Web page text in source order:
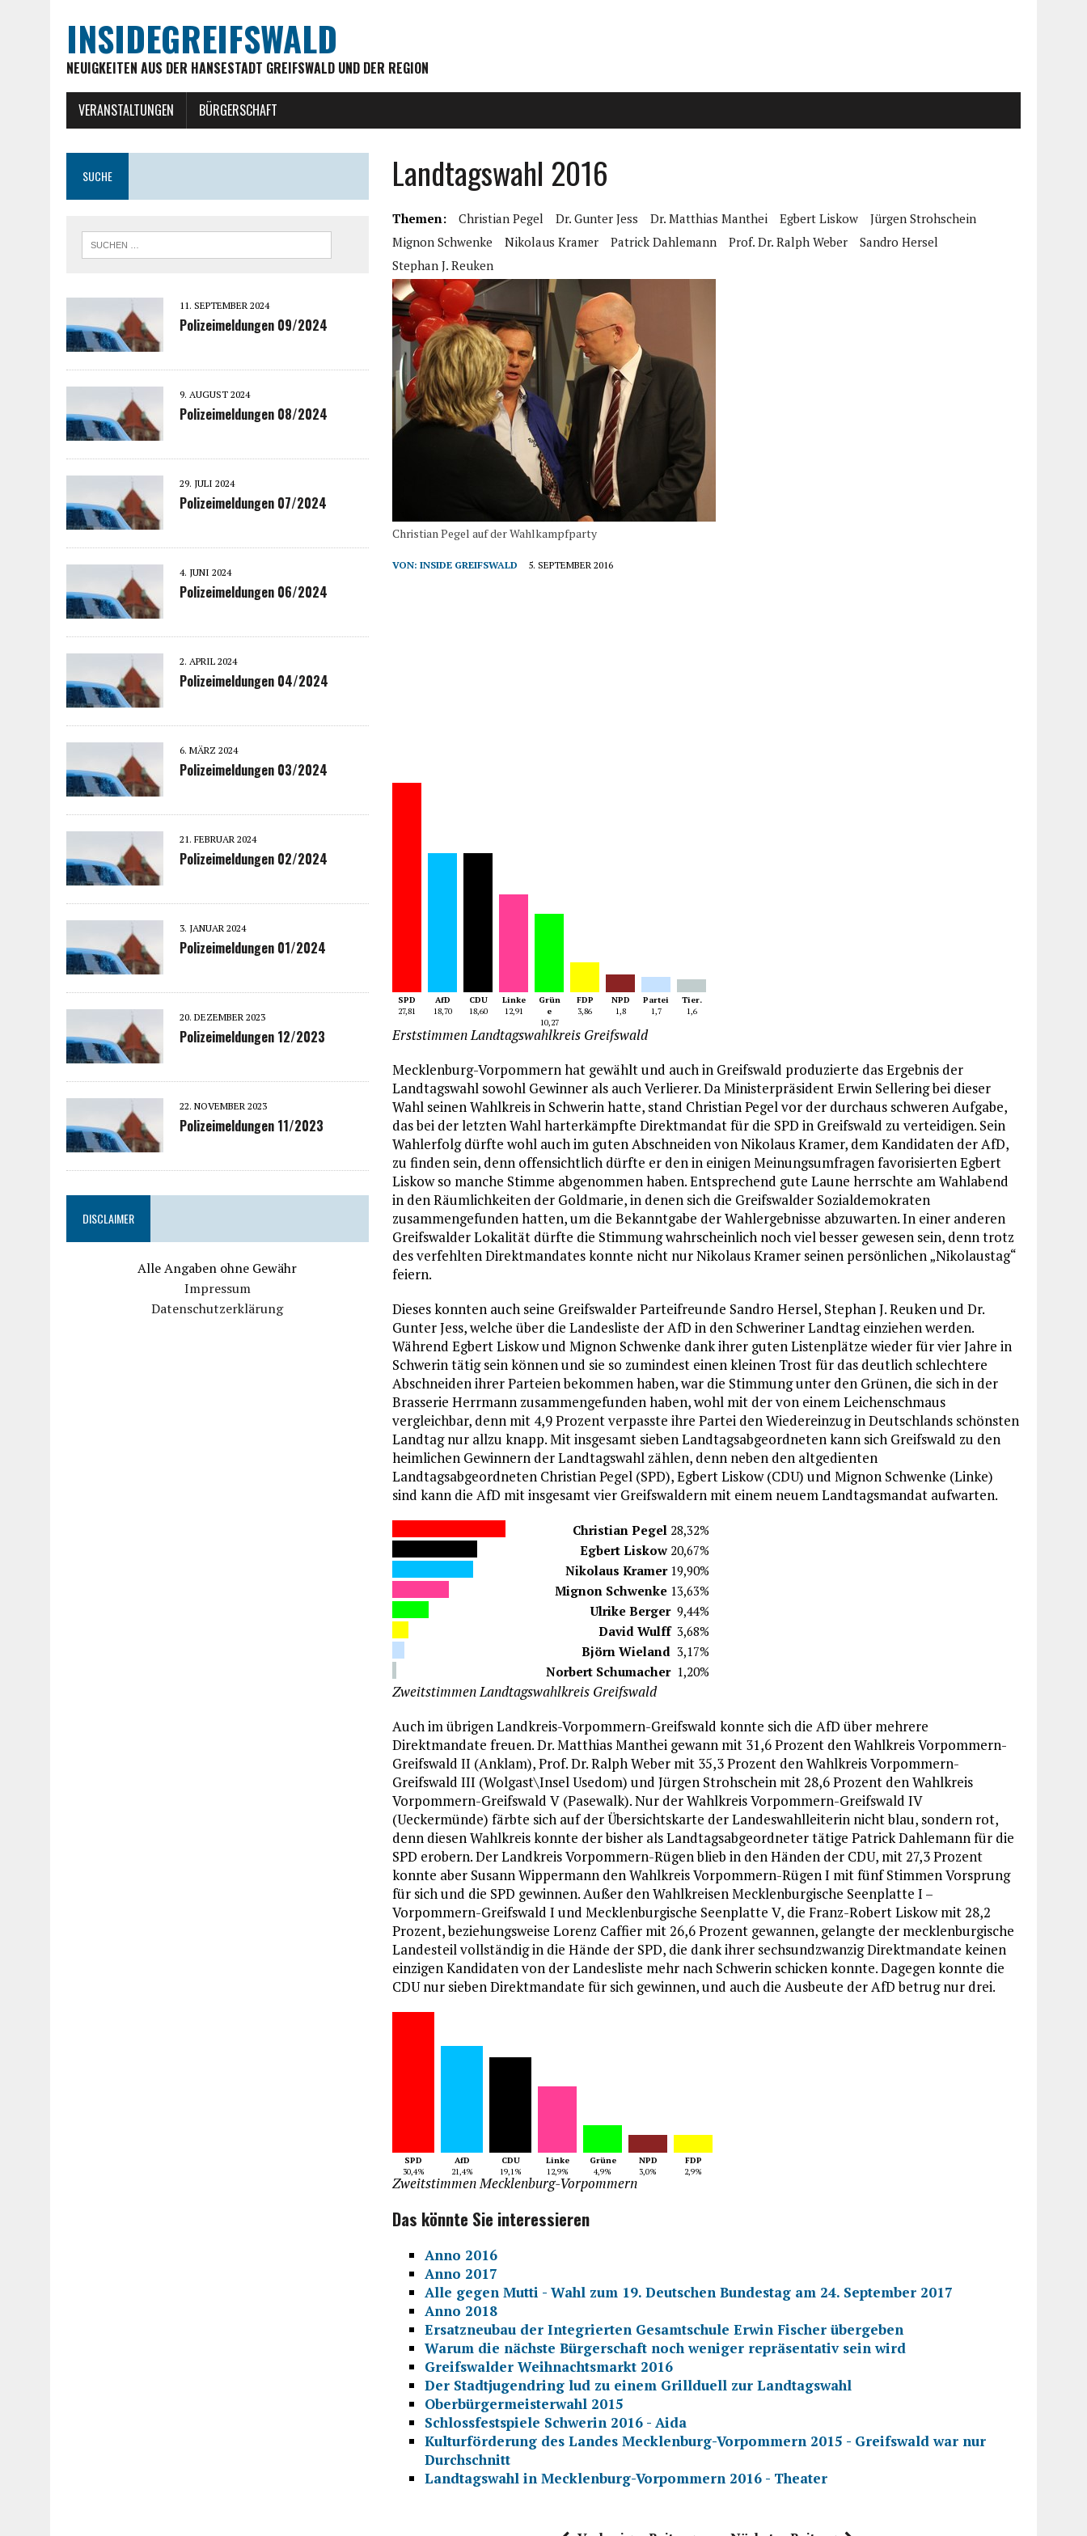
INSIDEGREIFSWALD
NEUIGKEITEN AUS DER HANSESTADT GREIFSWALD UND DER REGION
VERANSTALTUNGEN BÜRGERSCHAFT
Landtagswahl 2016
Themen: Christian Pegel Dr. Gunter Jess Dr. Matthias Manthei Egbert Liskow
Jürgen Strohschein
Mignon Schwenke
Nikolaus Kramer Patrick Dahlemann Prof. Dr. Ralph Weber
Sandro Hersel
Stephan J. Reuken
Christian Pegel auf der Wahlkampfparty
VON:INSIDE GREIFSWALD 5. SEPTEMBER 2016
SPD
27,81
AfD
18,70
CDU
18,60
Linke
12,91
Grün
e
10,27
FDP
3,86
NPD
1,8
Partei
1,7
Tier.
1,6
Erststimmen Landtagswahlkreis Greifswald
Mecklenburg-Vorpommern hat gewählt und auch in Greifswald produzierte das Ergebnis der
Landtagswahl sowohl Gewinner als auch Verlierer. Da Ministerpräsident Erwin Sellering bei dieser
Wahl seinen Wahlkreis in Schwerin hatte, stand Christian Pegel vor der durchaus schweren Aufgabe,
das bei der letzten Wahl harterkämpfte Direktmandat für die SPD in Greifswald zu verteidigen. Sein
Wahlerfolg dürfte wohl auch im guten Abschneiden von Nikolaus Kramer, dem Kandidaten der AfD,
zu finden sein, denn offensichtlich dürfte er den in einigen Meinungsumfragen favorisierten Egbert
Liskow so manche Stimme abgenommen haben. Entsprechend gute Laune herrschte am Wahlabend
in den Räumlichkeiten der Goldmarie, in denen sich die Greifswalder Sozialdemokraten
zusammengefunden hatten, um die Bekanntgabe der Wahlergebnisse abzuwarten. In einer anderen
Greifswalder Lokalität dürfte die Stimmung wahrscheinlich noch viel besser gewesen sein, denn trotz
des verfehlten Direktmandates konnte nicht nur Nikolaus Kramer seinen persönlichen „Nikolaustag“
feiern.
Dieses konnten auch seine Greifswalder Parteifreunde Sandro Hersel, Stephan J. Reuken und Dr.
Gunter Jess, welche über die Landesliste der AfD in den Schweriner Landtag einziehen werden.
Während Egbert Liskow und Mignon Schwenke dank ihrer guten Listenplätze wieder für vier Jahre in
Schwerin tätig sein können und sie so zumindest einen kleinen Trost für das deutlich schlechtere
Abschneiden ihrer Parteien bekommen haben, war die Stimmung unter den Grünen, die sich in der
Brasserie Herrmann zusammengefunden haben, wohl mit der von einem Leichenschmaus
vergleichbar, denn mit 4,9 Prozent verpasste ihre Partei den Wiedereinzug in Deutschlands schönsten
Landtag nur allzu knapp. Mit insgesamt sieben Landtagsabgeordneten kann sich Greifswald zu den
heimlichen Gewinnern der Landtagswahl zählen, denn neben den altgedienten
Landtagsabgeordneten Christian Pegel (SPD), Egbert Liskow (CDU) und Mignon Schwenke (Linke)
sind kann die AfD mit insgesamt vier Greifswaldern mit einem neuem Landtagsmandat aufwarten.
Christian Pegel 28,32%
Egbert Liskow 20,67%
Nikolaus Kramer19,90%
Mignon Schwenke 13,63%
Ulrike Berger9,44%
David Wulff3,68%
Björn Wieland 3,17%
Norbert Schumacher1,20%
Zweitstimmen Landtagswahlkreis Greifswald
Auch im übrigen Landkreis-Vorpommern-Greifswald konnte sich die AfD über mehrere
Direktmandate freuen. Dr. Matthias Manthei gewann mit 31,6 Prozent den Wahlkreis Vorpommern-
Greifswald II (Anklam), Prof. Dr. Ralph Weber mit 35,3 Prozent den Wahlkreis Vorpommern-
Greifswald III (Wolgast\Insel Usedom) und Jürgen Strohschein mit 28,6 Prozent den Wahlkreis
Vorpommern-Greifswald V (Pasewalk). Nur der Wahlkreis Vorpommern-Greifswald IV
(Ueckermünde) färbte sich auf der Übersichtskarte der Landeswahlleiterin nicht blau, sondern rot,
denn diesen Wahlkreis konnte der bisher als Landtagsabgeordneter tätige Patrick Dahlemann für die
SPD erobern. Der Landkreis Vorpommern-Rügen blieb in den Händen der CDU, mit 27,3 Prozent
konnte aber Susann Wippermann den Wahlkreis Vorpommern-Rügen I mit fünf Stimmen Vorsprung
für sich und die SPD gewinnen. Außer den Wahlkreisen Mecklenburgische Seenplatte I –
Vorpommern-Greifswald I und Mecklenburgische Seenplatte V, die Franz-Robert Liskow mit 28,2
Prozent, beziehungsweise Lorenz Caffier mit 26,6 Prozent gewannen, gelangte der mecklenburgische
Landesteil vollständig in die Hände der SPD, die dank ihrer sechsundzwanzig Direktmandate keinen
einzigen Kandidaten von der Landesliste mehr nach Schwerin schicken konnte. Dagegen konnte die
CDU nur sieben Direktmandate für sich gewinnen, und auch die Ausbeute der AfD betrug nur drei.
SPD
30,4%
AfD
21,4%
CDU
19,1%
Linke
12,9%
Grüne
4,9%
NPD
3,0%
FDP
2,9%
Zweitstimmen Mecklenburg-Vorpommern
Das könnte Sie interessieren
Anno 2016
Anno 2017
Alle gegen Mutti - Wahl zum 19. Deutschen Bundestag am 24. September 2017
Anno 2018
Ersatzneubau der Integrierten Gesamtschule Erwin Fischer übergeben
Warum die nächste Bürgerschaft noch weniger repräsentativ sein wird
Greifswalder Weihnachtsmarkt 2016
Der Stadtjugendring lud zu einem Grillduell zur Landtagswahl
Oberbürgermeisterwahl 2015
Schlossfestspiele Schwerin 2016 - Aida
Kulturförderung des Landes Mecklenburg-Vorpommern 2015 - Greifswald war nur
Durchschnitt
Landtagswahl in Mecklenburg-Vorpommern 2016 - Theater
SUCHE
11. SEPTEMBER 2024
Polizeimeldungen 09/2024
9. AUGUST 2024
Polizeimeldungen 08/2024
29. JULI 2024
Polizeimeldungen 07/2024
4. JUNI 2024
Polizeimeldungen 06/2024
2. APRIL 2024
Polizeimeldungen 04/2024
6. MÄRZ 2024
Polizeimeldungen 03/2024
21. FEBRUAR 2024
Polizeimeldungen 02/2024
3. JANUAR 2024
Polizeimeldungen 01/2024
20. DEZEMBER 2023
Polizeimeldungen 12/2023
22. NOVEMBER 2023
Polizeimeldungen 11/2023
DISCLAIMER
Alle Angaben ohne Gewähr
Impressum
Datenschutzerklärung